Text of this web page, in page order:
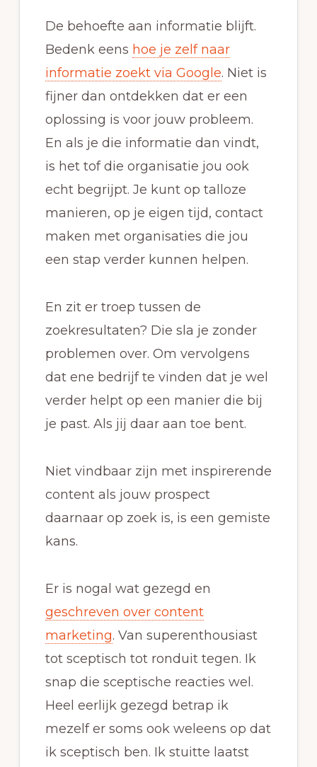
De behoefte aan informatie blijft.
Bedenk eens hoe je zelf naar
informatie zoekt via Google. Niet is
fijner dan ontdekken dat er een
oplossing is voor jouw probleem.
En als je die informatie dan vindt,
is het tof die organisatie jou ook
echt begrijpt. Je kunt op talloze
manieren, op je eigen tijd, contact
maken met organisaties die jou
een stap verder kunnen helpen.
En zit er troep tussen de
zoekresultaten? Die sla je zonder
problemen over. Om vervolgens
dat ene bedrijf te vinden dat je wel
verder helpt op een manier die bij
je past. Als jij daar aan toe bent.
Niet vindbaar zijn met inspirerende
content als jouw prospect
daarnaar op zoek is, is een gemiste
kans.
Er is nogal wat gezegd en
geschreven over content
marketing. Van superenthousiast
tot sceptisch tot ronduit tegen. Ik
snap die sceptische reacties wel.
Heel eerlijk gezegd betrap ik
mezelf er soms ook weleens op dat
ik sceptisch ben. Ik stuitte laatst